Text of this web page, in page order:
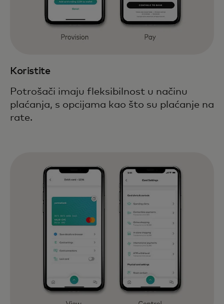
Koristite
Potrošači imaju fleksibilnost u načinu
plaćanja, s opcijama kao što su plaćanje na
rate.